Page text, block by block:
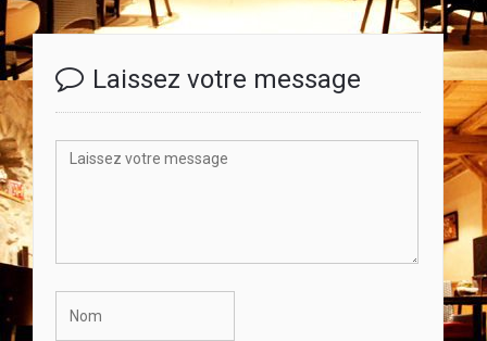
Laissez votre message